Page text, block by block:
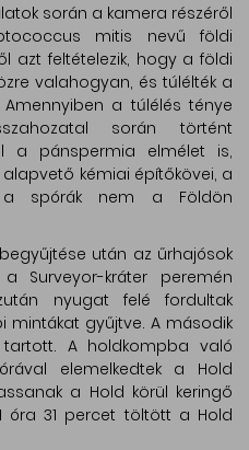
során a kamera részéről
mitis nevű földi
azt feltételezik, hogy a földi
valahogyan, és túlélték a
Amennyiben a túlélés ténye
során történt
a pánspermia elmélet is,
kémiai építőkövei, a
a spórák nem a Földön
után az űrhajósok
Surveyor-kráter peremén
nyugat felé fordultak
mintákat gyűjtve. A második
A holdkompba való
elemelkedtek a Hold
a Hold körül keringő
óra 31 percet töltött a Hold